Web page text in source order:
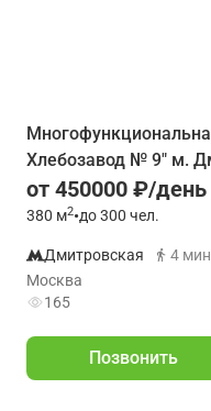
Хлебозавод № 9" м.
от 450000 ₽/день
380 м2•до 300 чел.
Дмитровская
4 мин
Москва
165
Позвонить